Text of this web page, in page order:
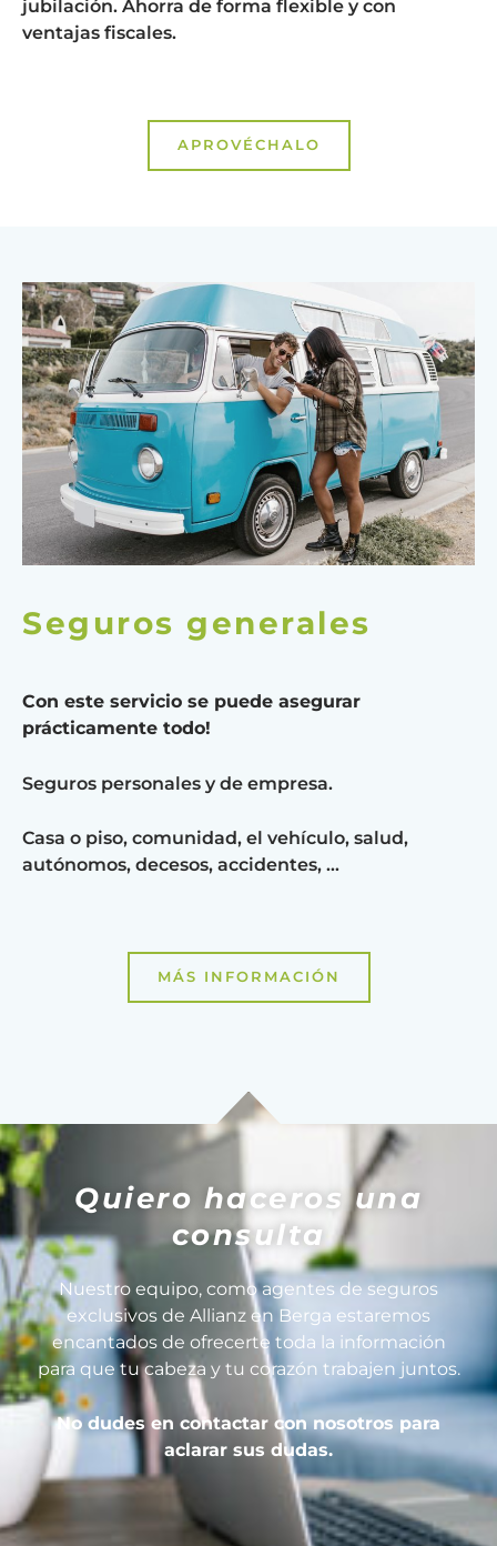
jubilación. Ahorra de forma flexible y con
ventajas fiscales.
APROVÉCHALO
Seguros generales
Con este servicio se puede asegurar
prácticamente todo!
Seguros personales y de empresa.
Casa o piso, comunidad, el vehículo, salud,
autónomos, decesos, accidentes, …
MÁS INFORMACIÓN
Quiero haceros una
consulta
Nuestro equipo, como agentes de seguros
exclusivos de Allianz en Berga estaremos
encantados de ofrecerte toda la información
para que tu cabeza y tu corazón trabajen juntos.
No dudes en contactar con nosotros para
aclarar sus dudas.